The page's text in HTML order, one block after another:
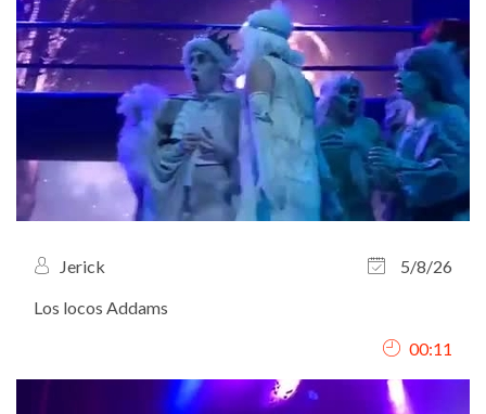
Jerick
5/8/26
Los locos Addams
00:11